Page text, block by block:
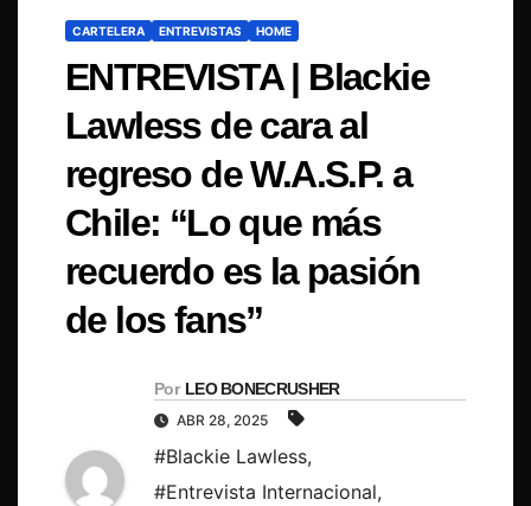
CARTELERA ENTREVISTAS HOME
ENTREVISTA | Blackie
Lawless de cara al
regreso de W.A.S.P. a
Chile: “Lo que más
recuerdo es la pasión
de los fans”
Por LEO BONECRUSHER
ABR 28, 2025
#Blackie Lawless,
#Entrevista Internacional,